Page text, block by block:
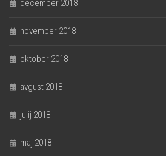
december 2018
november 2018
oktober 2018
avgust 2018
julij 2018
maj 2018